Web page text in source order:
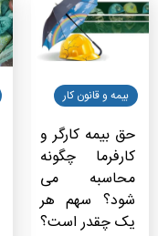
بیمه و قانون کار
حق بیمه کارگر و
کارفرما چگونه
محاسبه می
شود؟ سهم هر
یک چقدر است؟